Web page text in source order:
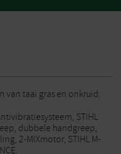
van taai gras en onkruid.
STIHL
dubbele handgreep,
2-MIXmotor, STIHL M-